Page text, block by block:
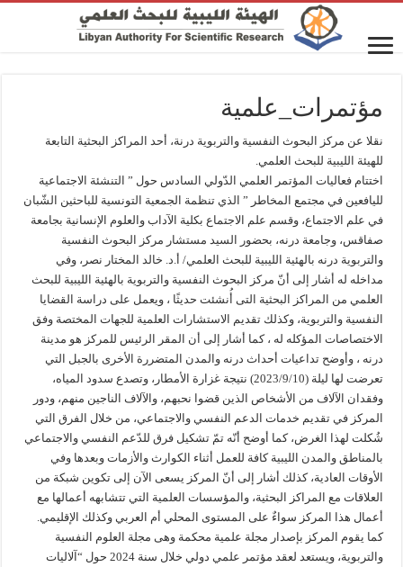
مؤتمرات_علمية
نقلا عن مركز البحوث النفسية والتربوية درنة، أحد المراكز البحثية التابعة
للهيئة الليبية للبحث العلمي.
اختتام فعاليات المؤتمر العلمي الدّولي السادس حول ” التنشئة الاجتماعية
لليافعين في مجتمع المخاطر ” الذي تنظمة الجمعية التونسية للباحثين الشّبان
في علم الاجتماع، وقسم علم الاجتماع بكلية الآداب والعلوم الإنسانية بجامعة
صفاقس، وجامعة درنه، بحضور السيد مستشار مركز البحوث النفسية
والتربوية درنه بالهئية الليبية للبحث العلمي/ أ.د. خالد المختار نصر، وفي
مداخله له أشار إلى أنّ مركز البحوث النفسية والتربوية بالهئية الليبية للبحث
العلمي من المراكز البحثية التى أُنشئت حديثًا ، ويعمل على دراسة القضايا
النفسية والتربوية، وكذلك تقديم الاستشارات العلمية للجهات المختصة وفق
الاختصاصات المؤكله له ، كما أشار إلى أن المقر الرئيس للمركز هو مدينة
درنه ، وأوضح تداعيات أحداث درنه والمدن المتضررة الأخرى بالجبل التي
تعرضت لها ليلة (2023/9/10) نتيجة غزارة الأمطار، وتصدع سدود المياه،
وفقدان الآلاف من الأشخاص الذين قضوا نحبهم، والآلاف الناجين منهم، ودور
المركز في تقديم خدمات الدعم النفسي والاجتماعي، من خلال الفرق التي
شُكلت لهذا الغرض، كما أوضح أنّه تمّ تشكيل فرق للدّعم النفسي والاجتماعي
بالمناطق والمدن الليبية كافة للعمل أثناء الكوارث والأزمات وبعدها وفي
الأوقات العادية، كذلك أشار إلى أنّ المركز يسعى الآن إلى تكوين شبكة من
العلاقات مع المراكز البحثية، والمؤسسات العلمية التي تتشابهه أعمالها مع
أعمال هذا المركز سواءٌ على المستوى المحلي أم العربي وكذلك الإقليمي.
كما يقوم المركز بإصدار مجلة علمية محكمة وهى مجلة العلوم النفسية
والتربوية، ويستعد لعقد مؤتمر علمي دولي خلال سنة 2024 حول “آلاليات